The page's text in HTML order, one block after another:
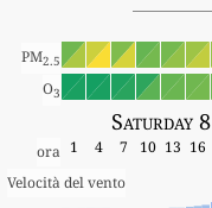
PM2.5
O3
Saturday 8
ora 1 4 7 10 13 16
Velocità del vento